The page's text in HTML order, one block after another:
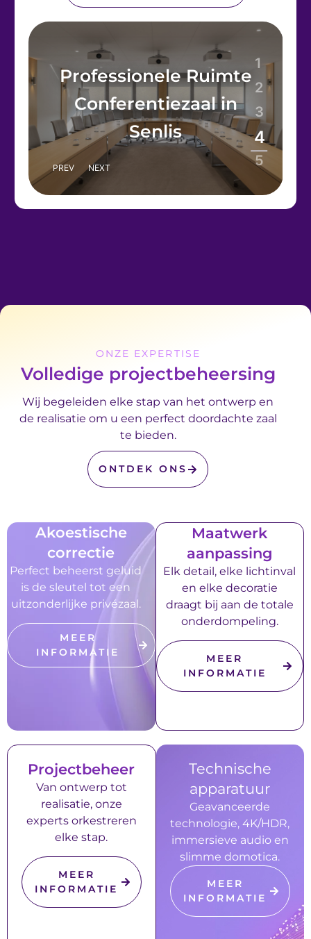
Professionele Ruimte
Conferentiezaal in
Senlis
1
2
3
4
5
PREV NEXT
ONZE EXPERTISE
Volledige projectbeheersing
Wij begeleiden elke stap van het ontwerp en
de realisatie om u een perfect doordachte zaal
te bieden.
ONTDEK ONS
Akoestische
correctie
Perfect beheerst geluid
is de sleutel tot een
uitzonderlijke privézaal.
MEER
INFORMATIE
Maatwerk
aanpassing
Elk detail, elke lichtinval
en elke decoratie
draagt bij aan de totale
onderdompeling.
MEER
INFORMATIE
Projectbeheer
Van ontwerp tot
realisatie, onze
experts orkestreren
elke stap.
MEER
INFORMATIE
Technische
apparatuur
Geavanceerde
technologie, 4K/HDR,
immersieve audio en
slimme domotica.
MEER
INFORMATIE